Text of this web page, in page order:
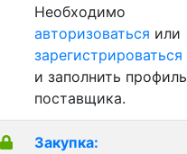
Необходимо
авторизоваться или
зарегистрироваться
и заполнить профиль
поставщика.
Закупка: